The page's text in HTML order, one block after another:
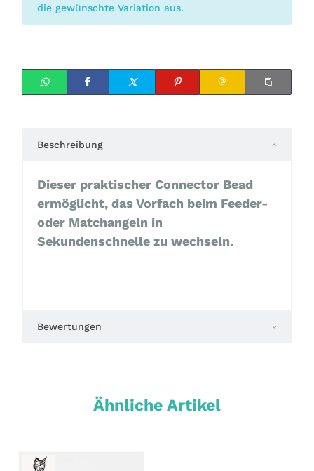
die gewünschte Variation aus.
Beschreibung
Dieser praktischer Connector Bead
ermöglicht, das Vorfach beim Feeder-
oder Matchangeln in
Sekundenschnelle zu wechseln.
Bewertungen
Ähnliche Artikel